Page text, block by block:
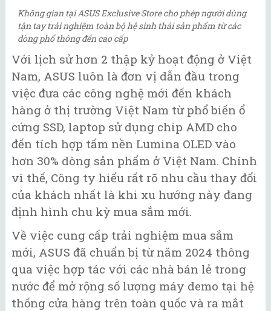
Không gian tại ASUS Exclusive Store cho phép người dùng
tận tay trải nghiệm toàn bộ hệ sinh thái sản phẩm từ các
dòng phổ thông đến cao cấp
Với lịch sử hơn 2 thập kỷ hoạt động ở Việt
Nam, ASUS luôn là đơn vị dẫn đầu trong
việc đưa các công nghệ mới đến khách
hàng ở thị trường Việt Nam từ phổ biến ổ
cứng SSD, laptop sử dụng chip AMD cho
đến tích hợp tấm nền Lumina OLED vào
hơn 30% dòng sản phẩm ở Việt Nam. Chính
vì thế, Công ty hiểu rất rõ nhu cầu thay đổi
của khách nhất là khi xu hướng này đang
định hình chu kỳ mua sắm mới.
Về việc cung cấp trải nghiệm mua sắm
mới, ASUS đã chuẩn bị từ năm 2024 thông
qua việc hợp tác với các nhà bán lẻ trong
nước để mở rộng số lượng máy demo tại hệ
thống cửa hàng trên toàn quốc và ra mắt